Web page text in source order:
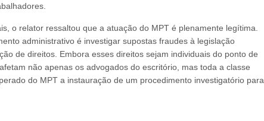
o relator ressaltou que a atuação do MPT é plenamente legítima.
administrativo é investigar supostas fraudes à legislação
de direitos. Embora esses direitos sejam individuais do ponto de
não apenas os advogados do escritório, mas toda a classe
do MPT a instauração de um procedimento investigatório para